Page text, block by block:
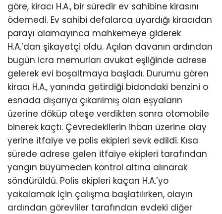
göre, kiracı H.A., bir süredir ev sahibine kirasını
ödemedi. Ev sahibi defalarca uyardığı kiracıdan
parayı alamayınca mahkemeye giderek
H.A.’dan şikayetçi oldu. Açılan davanın ardından
bugün icra memurları avukat eşliğinde adrese
gelerek evi boşaltmaya başladı. Durumu gören
kiracı H.A., yanında getirdiği bidondaki benzini o
esnada dışarıya çıkarılmış olan eşyaların
üzerine döküp ateşe verdikten sonra otomobile
binerek kaçtı. Çevredekilerin ihbarı üzerine olay
yerine itfaiye ve polis ekipleri sevk edildi. Kısa
sürede adrese gelen itfaiye ekipleri tarafından
yangın büyümeden kontrol altına alınarak
söndürüldü. Polis ekipleri kaçan H.A.’yo
yakalamak için çalışma başlatılırken, olayın
ardından görevliler tarafından evdeki diğer